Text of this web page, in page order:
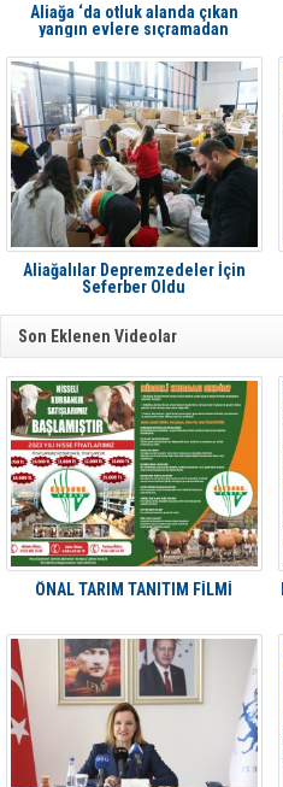
Aliağa ‘da otluk alanda çıkan
yangın evlere sıçramadan
Aliağalılar Depremzedeler İçin
Seferber Oldu
Son Eklenen Videolar
ÖNAL TARIM TANITIM FİLMİ